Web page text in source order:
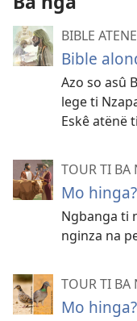
BIBLE
Bible
Azo so asû
lege ti
Eskê atënë
TOUR TI
Mo
Ngbanga ti
nginza na
TOUR TI
Mo